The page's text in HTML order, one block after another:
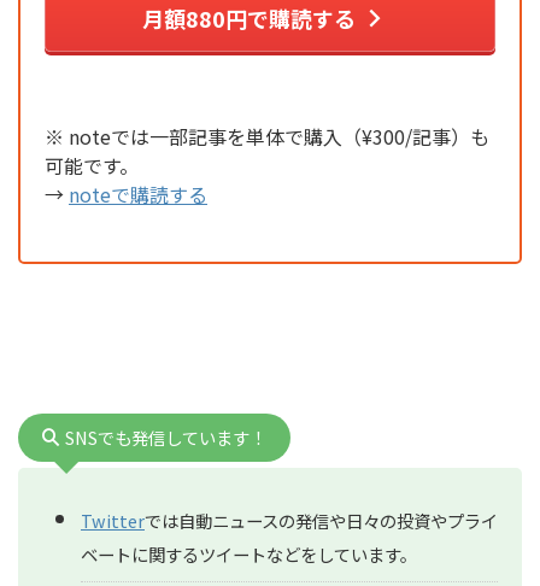
月額880円で購読する
※ noteでは一部記事を単体で購入（¥300/記事）も
可能です。
→ noteで購読する
SNSでも発信しています！
Twitterでは自動ニュースの発信や日々の投資やプライ
ベートに関するツイートなどをしています。